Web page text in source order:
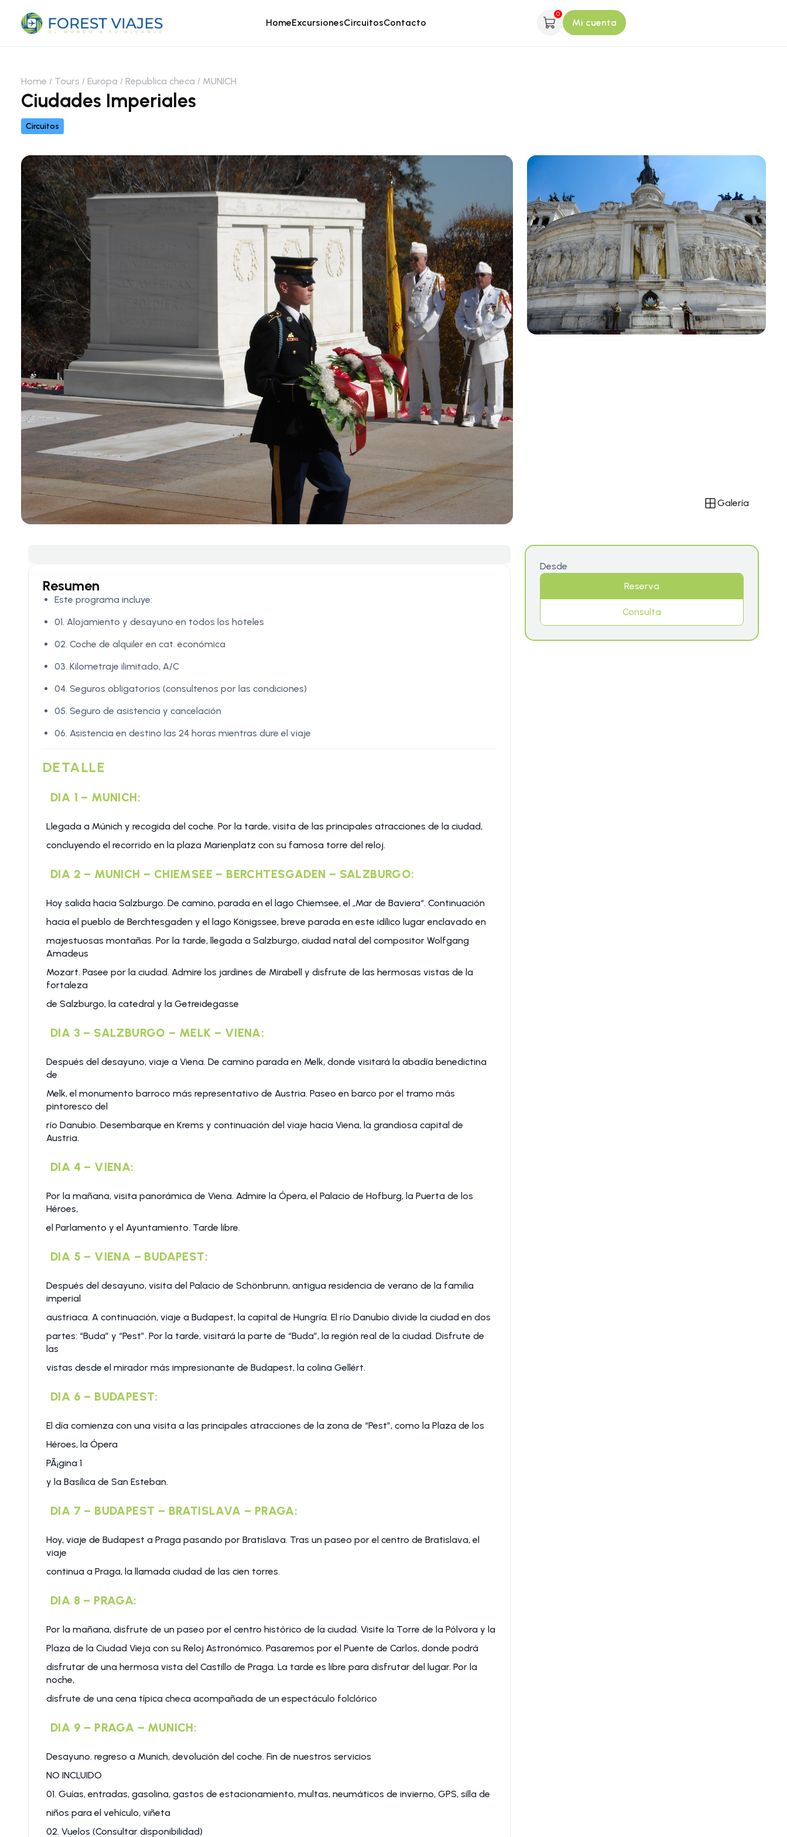
HomeExcursionesCircuitosContacto
0
Mi cuenta
Home Tours Europa Republica checa MUNICH
Ciudades Imperiales
Circuitos
Galería
Resumen
Este programa incluye:
01. Alojamiento y desayuno en todos los hoteles
02. Coche de alquiler en cat. económica
03. Kilometraje ilimitado, A/C
04. Seguros obligatorios (consultenos por las condiciones)
05. Seguro de asistencia y cancelación
06. Asistencia en destino las 24 horas mientras dure el viaje
DETALLE
DIA 1 – MUNICH:
Llegada a Múnich y recogida del coche. Por la tarde, visita de las principales atracciones de la ciudad,
concluyendo el recorrido en la plaza Marienplatz con su famosa torre del reloj.
DIA 2 – MUNICH – CHIEMSEE – BERCHTESGADEN – SALZBURGO:
Hoy salida hacia Salzburgo. De camino, parada en el lago Chiemsee, el „Mar de Baviera“. Continuación
hacia el pueblo de Berchtesgaden y el lago Königssee, breve parada en este idílico lugar enclavado en
majestuosas montañas. Por la tarde, llegada a Salzburgo, ciudad natal del compositor Wolfgang
Amadeus
Mozart. Pasee por la ciudad. Admire los jardines de Mirabell y disfrute de las hermosas vistas de la
fortaleza
de Salzburgo, la catedral y la Getreidegasse
DIA 3 – SALZBURGO – MELK – VIENA:
Después del desayuno, viaje a Viena. De camino parada en Melk, donde visitará la abadía benedictina
de
Melk, el monumento barroco más representativo de Austria. Paseo en barco por el tramo más
pintoresco del
río Danubio. Desembarque en Krems y continuación del viaje hacia Viena, la grandiosa capital de
Austria.
DIA 4 – VIENA:
Por la mañana, visita panorámica de Viena. Admire la Ópera, el Palacio de Hofburg, la Puerta de los
Héroes,
el Parlamento y el Ayuntamiento. Tarde libre.
DIA 5 – VIENA – BUDAPEST:
Después del desayuno, visita del Palacio de Schönbrunn, antigua residencia de verano de la familia
imperial
austriaca. A continuación, viaje a Budapest, la capital de Hungría. El río Danubio divide la ciudad en dos
partes: “Buda” y “Pest”. Por la tarde, visitará la parte de “Buda”, la región real de la ciudad. Disfrute de
las
vistas desde el mirador más impresionante de Budapest, la colina Gellért.
DIA 6 – BUDAPEST:
El día comienza con una visita a las principales atracciones de la zona de “Pest”, como la Plaza de los
Héroes, la Ópera
PÃ¡gina 1
y la Basílica de San Esteban.
DIA 7 – BUDAPEST – BRATISLAVA – PRAGA:
Hoy, viaje de Budapest a Praga pasando por Bratislava. Tras un paseo por el centro de Bratislava, el
viaje
continua a Praga, la llamada ciudad de las cien torres.
DIA 8 – PRAGA:
Por la mañana, disfrute de un paseo por el centro histórico de la ciudad. Visite la Torre de la Pólvora y la
Plaza de la Ciudad Vieja con su Reloj Astronómico. Pasaremos por el Puente de Carlos, donde podrá
disfrutar de una hermosa vista del Castillo de Praga. La tarde es libre para disfrutar del lugar. Por la
noche,
disfrute de una cena típica checa acompañada de un espectáculo folclórico
DIA 9 – PRAGA – MUNICH:
Desayuno. regreso a Munich, devolución del coche. Fin de nuestros servicios
NO INCLUIDO
01. Guías, entradas, gasolina, gastos de estacionamiento, multas, neumáticos de invierno, GPS, silla de
niños para el vehículo, viñeta
02. Vuelos (Consultar disponibilidad)
Desde
Reserva
Consulta